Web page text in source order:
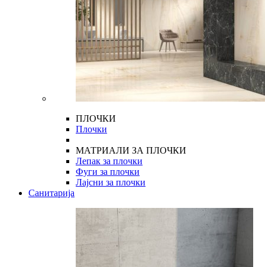
ПЛОЧКИ
Плочки
МАТРИАЛИ ЗА ПЛОЧКИ
Лепак за плочки
Фуги за плочки
Лајсни за плочки
Санитарија